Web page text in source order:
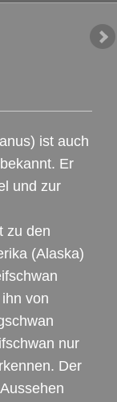
ist auch
Er
und zur
zu den
(Alaska)
von
nur
Der